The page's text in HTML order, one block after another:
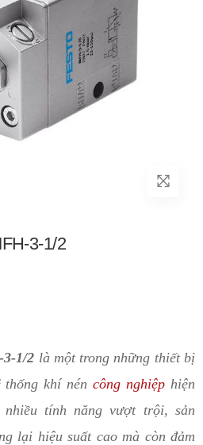
3-1/2
1/2 là một trong những thiết bị
thống khí néncông nghiệp hiện
tính năng vượt trội, sản
lại hiệu suất cao mà còn đảm